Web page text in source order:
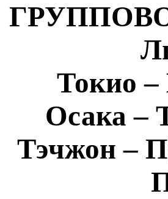
Токио
Осака –
Тэчжон –